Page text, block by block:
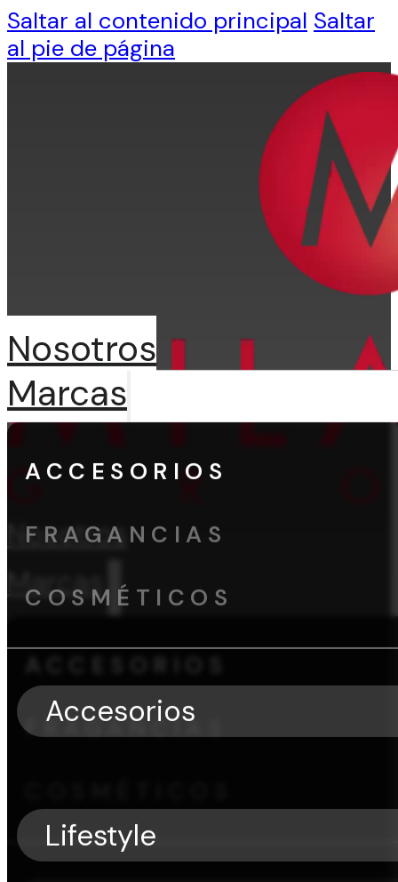
Saltar al contenido principal Saltar
al pie de página
Nosotros
Marcas
ACCESORIOS
FRAGANCIAS
Nosotros
Marcas
ACCESORIOS
FRAGANCIAS
COSMÉTICOS
Accesorios
Lifestyle